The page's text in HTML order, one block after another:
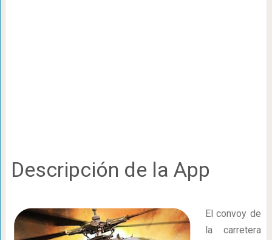
Descripción de la App
El convoy de
la carretera